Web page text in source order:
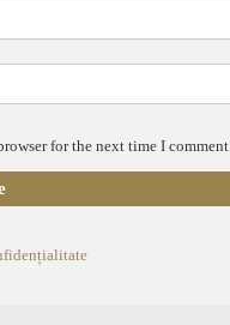
for the next time I comment.